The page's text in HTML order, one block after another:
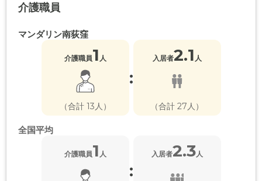
介護職員
マンダリン南荻窪
介護職員1 人
（合計 13人）
:
入居者2.1 人
（合計 27人）
全国平均
介護職員1 人
:
入居者2.3人